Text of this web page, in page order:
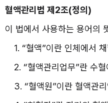
혈액관리법 제2조(정의)
이 법에서 사용하는 용어의
1. “혈액”이란 인체에서
2. “혈액관리업무”란 수
3. “혈액원”이란 혈액관